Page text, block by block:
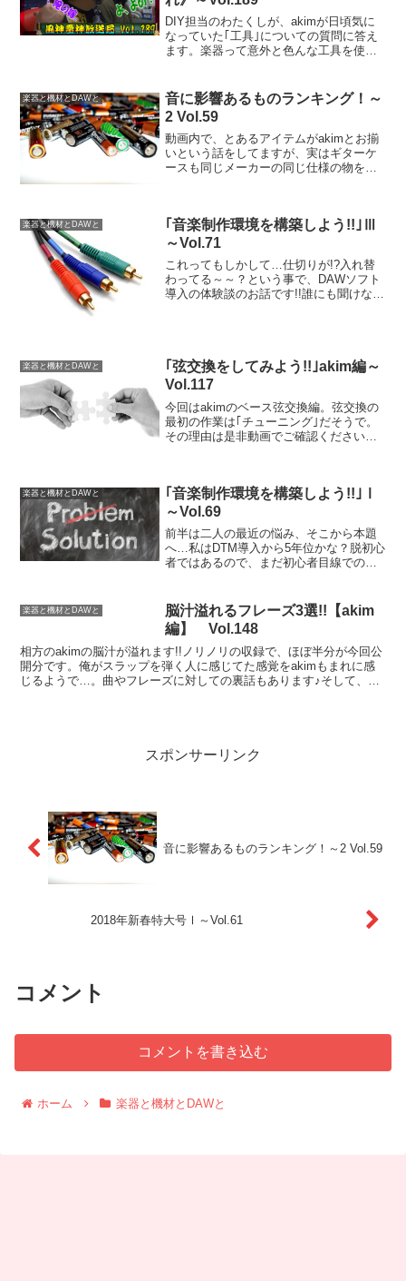
DIY担当のわたくしが、akimが日頃気に
なっていた｢工具｣についての質問に答え
ます。楽器って意外と色んな工具を使い
だけど、意外と意識してない所かも。
楽器と機材とDAWと
音に影響あるものランキング！～
2 Vol.59
動画内で、とあるアイテムがakimとお揃
いという話をしてますが、実はギターケ
ースも同じメーカーの同じ仕様の物を使
楽器と機材とDAWと
｢音楽制作環境を構築しよう!!｣Ⅲ
～Vol.71
これってもしかして…仕切りが!?入れ替
わってる～～？という事で、DAWソフト
導入の体験談のお話です!!誰にも聞けなか
楽器と機材とDAWと
｢弦交換をしてみよう!!｣akim編～
Vol.117
今回はakimのベース弦交換編。弦交換の
最初の作業は｢チューニング｣だそうで。
その理由は是非動画でご確認ください。
楽器と機材とDAWと
｢音楽制作環境を構築しよう!!｣Ⅰ
～Vol.69
前半は二人の最近の悩み、そこから本題
へ…私はDTM導入から5年位かな？脱初心
者ではあるので、まだ初心者目線でのお
楽器と機材とDAWと
脳汁溢れるフレーズ3選!!【akim
編】 Vol.148
相方のakimの脳汁が溢れます!!ノリノリの収録で、ほぼ半分が今回公
開分です。俺がスラップを弾く人に感じてた感覚をakimもまれに感
じるようで…。曲やフレーズに対しての裏話もあります♪そして、久
スポンサーリンク
音に影響あるものランキング！～2 Vol.59
2018年新春特大号Ⅰ～Vol.61
コメント
コメントを書き込む
ホーム 楽器と機材とDAWと